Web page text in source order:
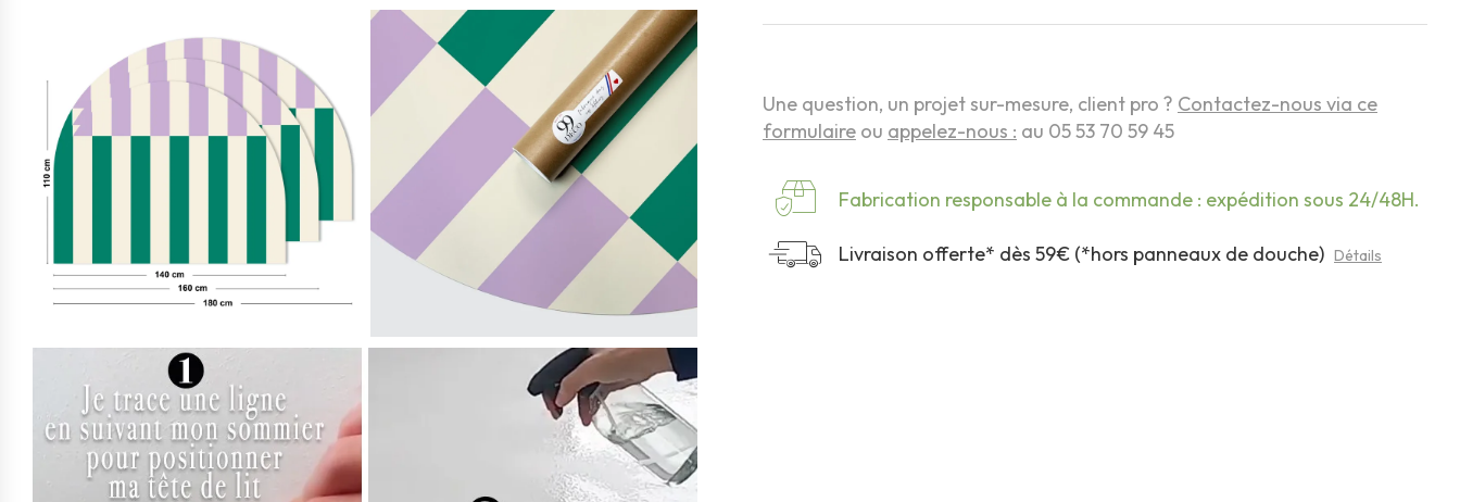
Une question, un projet sur-mesure, client pro ? Contactez-nous via ce
formulaire ou appelez-nous : au 05 53 70 59 45
Fabrication responsable à la commande : expédition sous 24/48H.
Livraison offerte* dès 59€ (*hors panneaux de douche) Détails